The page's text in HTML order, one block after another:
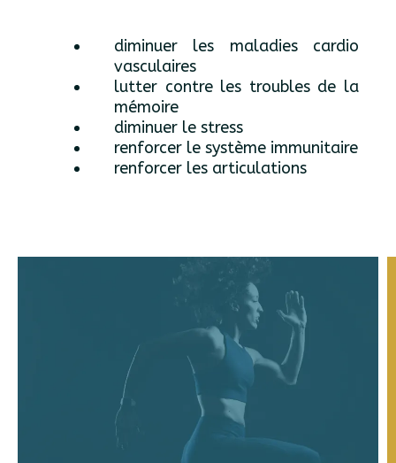
diminuer les maladies cardio
vasculaires
lutter contre les troubles de la
mémoire
diminuer le stress
renforcer le système immunitaire
renforcer les articulations